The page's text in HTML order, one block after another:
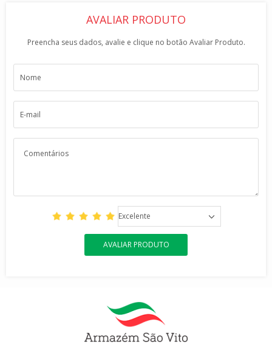
AVALIAR PRODUTO
Preencha seus dados, avalie e clique no botão Avaliar Produto.
Excelente
AVALIAR PRODUTO